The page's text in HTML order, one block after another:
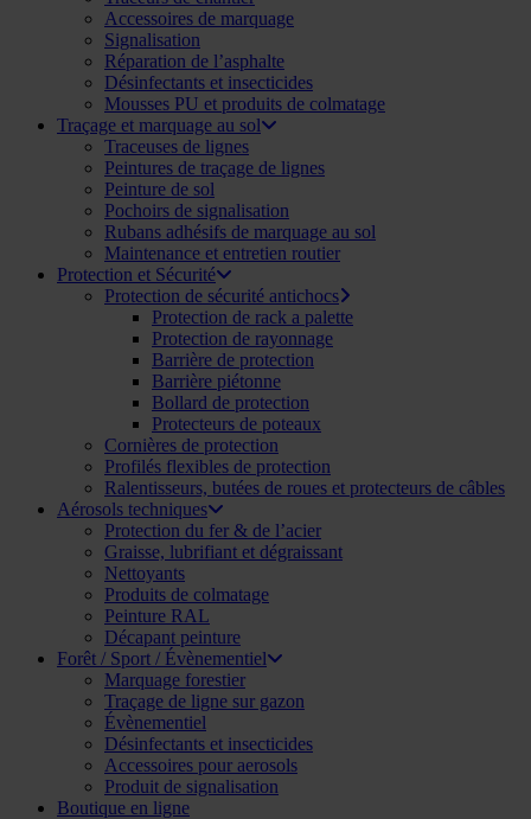
Accessoires de marquage
Signalisation
Réparation de l’asphalte
Désinfectants et insecticides
Mousses PU et produits de colmatage
Traçage et marquage au sol
Traceuses de lignes
Peintures de traçage de lignes
Peinture de sol
Pochoirs de signalisation
Rubans adhésifs de marquage au sol
Maintenance et entretien routier
Protection et Sécurité
Protection de sécurité antichocs
Protection de rack a palette
Protection de rayonnage
Barrière de protection
Barrière piétonne
Bollard de protection
Protecteurs de poteaux
Cornières de protection
Profilés flexibles de protection
Ralentisseurs, butées de roues et protecteurs de câbles
Aérosols techniques
Protection du fer & de l’acier
Graisse, lubrifiant et dégraissant
Nettoyants
Produits de colmatage
Peinture RAL
Décapant peinture
Forêt / Sport / Évènementiel
Marquage forestier
Traçage de ligne sur gazon
Évènementiel
Désinfectants et insecticides
Accessoires pour aerosols
Produit de signalisation
Boutique en ligne